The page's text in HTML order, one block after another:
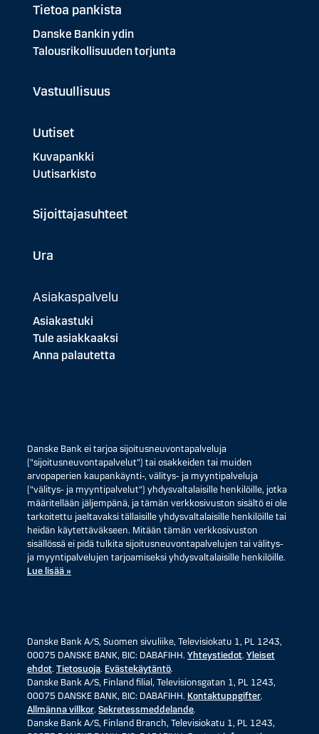
Tietoa pankista
Danske Bankin ydin
Talousrikollisuuden torjunta
Vastuullisuus
Uutiset
Kuvapankki
Uutisarkisto
Sijoittajasuhteet
Ura
Asiakaspalvelu
Asiakastuki
Tule asiakkaaksi
Anna palautetta
Danske Bank ei tarjoa sijoitusneuvontapalveluja
("sijoitusneuvontapalvelut") tai osakkeiden tai muiden
arvopaperien kaupankäynti-, välitys- ja myyntipalveluja
("välitys- ja myyntipalvelut") yhdysvaltalaisille henkilöille, jotka
määritellään jäljempänä, ja tämän verkkosivuston sisältö ei ole
tarkoitettu jaeltavaksi tällaisille yhdysvaltalaisille henkilöille tai
heidän käytettäväkseen. Mitään tämän verkkosivuston
sisällössä ei pidä tulkita sijoitusneuvontapalvelujen tai välitys-
ja myyntipalvelujen tarjoamiseksi yhdysvaltalaisille henkilöille.
Lue lisää »
Danske Bank A/S, Suomen sivuliike, Televisiokatu 1, PL 1243,
00075 DANSKE BANK, BIC: DABAFIHH. Yhteystiedot. Yleiset
ehdot. Tietosuoja. Evästekäytäntö.
Danske Bank A/S, Finland filial, Televisionsgatan 1, PL 1243,
00075 DANSKE BANK, BIC: DABAFIHH. Kontaktuppgifter.
Allmänna villkor. Sekretessmeddelande.
Danske Bank A/S, Finland Branch, Televisiokatu 1, PL 1243,